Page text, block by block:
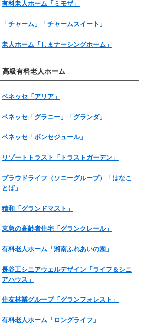
有料老人ホーム「ミモザ」
「チャーム」「チャームスイート」
老人ホーム「しまナーシングホーム」
高級有料老人ホーム
ベネッセ「アリア」
ベネッセ「グラニー」「グランダ」
ベネッセ「ボンセジュール」
リゾートトラスト「トラストガーデン」
プラウドライフ（ソニーグループ）「はなこ
とば」
積和「グランドマスト」
東急の高齢者住宅「グランクレール」
有料老人ホーム「湘南ふれあいの園」
長谷工シニアウェルデザイン「ライフ＆シニ
アハウス」
住友林業グループ「グランフォレスト」
有料老人ホーム「ロングライフ」